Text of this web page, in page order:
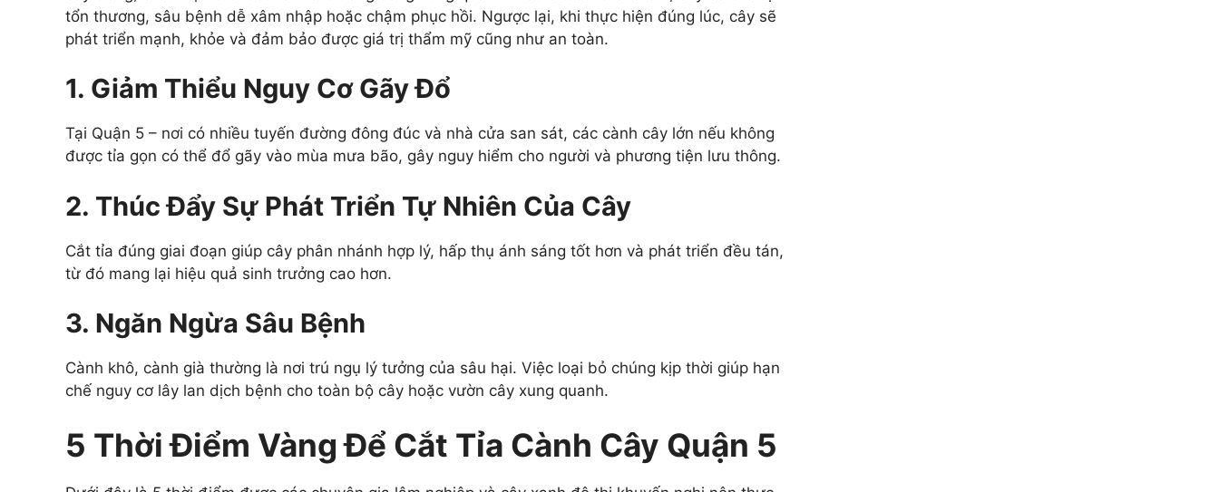
tổn thương, sâu bệnh dễ xâm nhập hoặc chậm phục hồi. Ngược lại, khi thực hiện đúng lúc, cây sẽ
phát triển mạnh, khỏe và đảm bảo được giá trị thẩm mỹ cũng như an toàn.
1. Giảm Thiểu Nguy Cơ Gãy Đổ
Tại Quận 5 – nơi có nhiều tuyến đường đông đúc và nhà cửa san sát, các cành cây lớn nếu không
được tỉa gọn có thể đổ gãy vào mùa mưa bão, gây nguy hiểm cho người và phương tiện lưu thông.
2. Thúc Đẩy Sự Phát Triển Tự Nhiên Của Cây
Cắt tỉa đúng giai đoạn giúp cây phân nhánh hợp lý, hấp thụ ánh sáng tốt hơn và phát triển đều tán,
từ đó mang lại hiệu quả sinh trưởng cao hơn.
3. Ngăn Ngừa Sâu Bệnh
Cành khô, cành già thường là nơi trú ngụ lý tưởng của sâu hại. Việc loại bỏ chúng kịp thời giúp hạn
chế nguy cơ lây lan dịch bệnh cho toàn bộ cây hoặc vườn cây xung quanh.
5 Thời Điểm Vàng Để Cắt Tỉa Cành Cây Quận 5